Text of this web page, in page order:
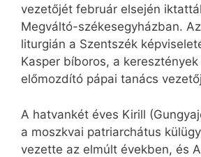
vezetőjét február elsején
Megváltó-székesegyházban.
liturgián a Szentszék
Kasper bíboros, a
előmozdító pápai tanács
A hatvankét éves Kirill
a moszkvai patriarchátus
vezette az elmúlt években, és